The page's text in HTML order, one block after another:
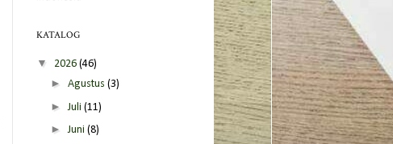
KATALOG
▼ 2026 (46)
► Agustus (3)
► Juli (11)
► Juni (8)